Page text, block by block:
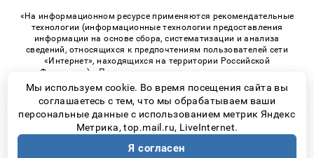
«На информационном ресурсе применяются рекомендательные
технологии (информационные технологии предоставления
информации на основе сбора, систематизации и анализа
сведений, относящихся к предпочтениям пользователей сети
«Интернет», находящихся на территории Российской
Федерации)». Правила применения рекомендательных
технологий в виджетах рекламно-обменной сети
«СМИ2» (PDF)
© 2026 «ProGorodSamara» | Все права защищены
Возрастная категория сайта 16+
Мы используем cookie. Во время посещения сайта вы
соглашаетесь с тем, что мы обрабатываем ваши
персональные данные с использованием метрик Яндекс
Метрика, top.mail.ru, LiveInternet.
Я согласен